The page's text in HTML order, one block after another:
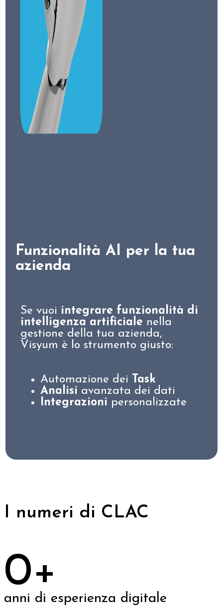
Funzionalità AI per la tua
azienda
Se vuoi integrare funzionalità di
intelligenza artificiale nella
gestione della tua azienda,
Visyum è lo strumento giusto:
Automazione dei Task
Analisi avanzata dei dati
Integrazioni personalizzate
I numeri di CLAC
0
anni di esperienza digitale